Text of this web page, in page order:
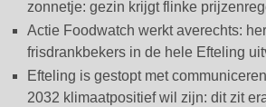
zonnetje: gezin krijgt flinke
Actie Foodwatch werkt averechts:
frisdrankbekers in de hele Efteling
Efteling is gestopt met
2032 klimaatpositief wil zijn: dit zit